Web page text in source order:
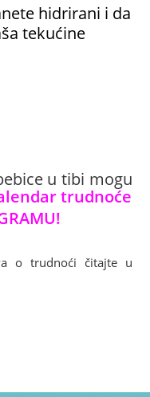
hidrirani i da
tekućine
u tibi mogu
trudnoće
o trudnoći čitajte u